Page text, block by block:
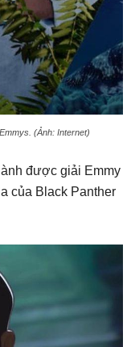
(Ảnh: Internet)
được giải Emmy
của Black Panther